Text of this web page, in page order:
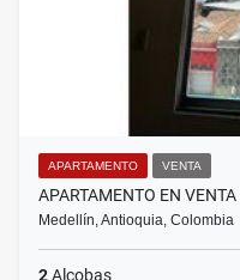
APARTAMENTO VENTA
APARTAMENTO EN
Medellín, Antioquia, Colombia
2Alcobas